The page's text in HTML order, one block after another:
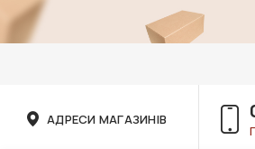
АДРЕСИ МАГАЗИНІВ